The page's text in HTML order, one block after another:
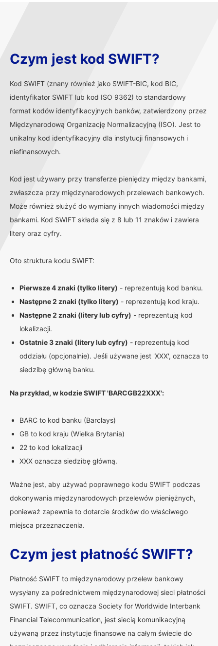
Czym jest kod SWIFT?
Kod SWIFT (znany również jako SWIFT-BIC, kod BIC,
identyfikator SWIFT lub kod ISO 9362) to standardowy
format kodów identyfikacyjnych banków, zatwierdzony przez
Międzynarodową Organizację Normalizacyjną (ISO). Jest to
unikalny kod identyfikacyjny dla instytucji finansowych i
niefinansowych.
Kod jest używany przy transferze pieniędzy między bankami,
zwłaszcza przy międzynarodowych przelewach bankowych.
Może również służyć do wymiany innych wiadomości między
bankami. Kod SWIFT składa się z 8 lub 11 znaków i zawiera
litery oraz cyfry.
Oto struktura kodu SWIFT:
Pierwsze 4 znaki (tylko litery) - reprezentują kod banku.
Następne 2 znaki (tylko litery) - reprezentują kod kraju.
Następne 2 znaki (litery lub cyfry) - reprezentują kod
lokalizacji.
Ostatnie 3 znaki (litery lub cyfry) - reprezentują kod
oddziału (opcjonalnie). Jeśli używane jest 'XXX', oznacza to
siedzibę główną banku.
Na przykład, w kodzie SWIFT 'BARCGB22XXX':
BARC to kod banku (Barclays)
GB to kod kraju (Wielka Brytania)
22 to kod lokalizacji
XXX oznacza siedzibę główną.
Ważne jest, aby używać poprawnego kodu SWIFT podczas
dokonywania międzynarodowych przelewów pieniężnych,
ponieważ zapewnia to dotarcie środków do właściwego
miejsca przeznaczenia.
Czym jest płatność SWIFT?
Płatność SWIFT to międzynarodowy przelew bankowy
wysyłany za pośrednictwem międzynarodowej sieci płatności
SWIFT. SWIFT, co oznacza Society for Worldwide Interbank
Financial Telecommunication, jest siecią komunikacyjną
używaną przez instytucje finansowe na całym świecie do